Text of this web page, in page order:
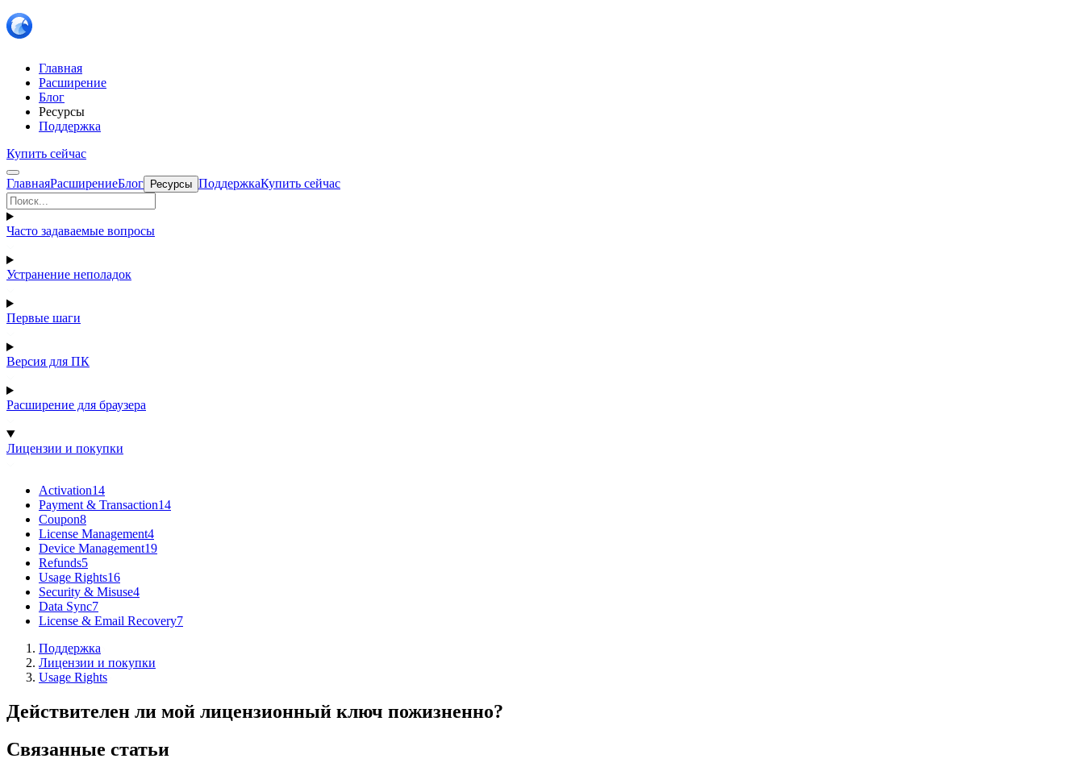
Главная
Расширение
Блог
Ресурсы
Поддержка
Купить сейчас
ГлавнаяРасширениеБлог Ресурсы ПоддержкаКупить сейчас
Часто задаваемые вопросы
Устранение неполадок
Первые шаги
Версия для ПК
Расширение для браузера
Лицензии и покупки
Activation14
Payment & Transaction14
Coupon8
License Management4
Device Management19
Refunds5
Usage Rights16
Security & Misuse4
Data Sync7
License & Email Recovery7
Поддержка
Лицензии и покупки
Usage Rights
Действителен ли мой лицензионный ключ пожизненно?
Связанные статьи